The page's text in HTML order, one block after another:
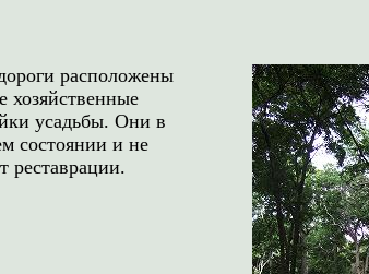
расположены
хозяйственные
усадьбы. Они в
состоянии и не
реставрации.